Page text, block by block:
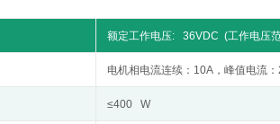
额定工作电压: 36VDC (工作电压
电机相电流连续：10A，峰值电流
≤400 W